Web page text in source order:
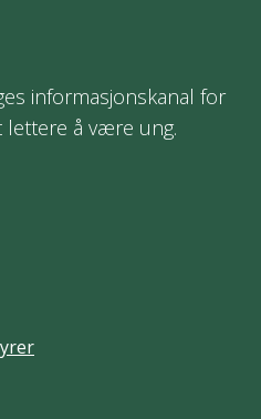
informasjonskanal for
lettere å være ung.